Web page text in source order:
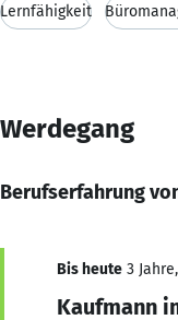
Lernfähigkeit
Werdegang
Berufserfahrung
Bis heute 3
Kaufmann